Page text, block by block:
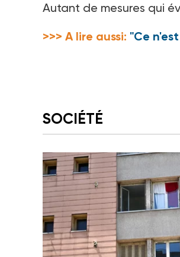
Autant de mesures qui
>>> A lire aussi: "Ce
SOCIÉTÉ